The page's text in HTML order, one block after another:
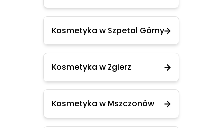
Kosmetyka w Szpetal Górny
Kosmetyka w Zgierz
Kosmetyka w Mszczonów